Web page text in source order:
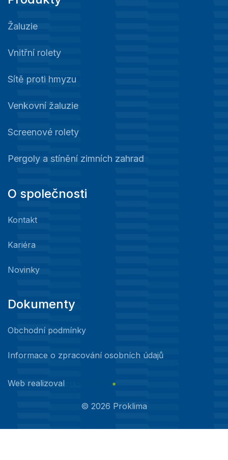
Žaluzie
Vnitřní rolety
Sítě proti hmyzu
Venkovní žaluzie
Screenové rolety
Pergoly a stínění zimních zahrad
O společnosti
Kontakt
Kariéra
Novinky
Dokumenty
Obchodní podmínky
Informace o zpracování osobních údajů
Web realizoval
© 2026 Proklima